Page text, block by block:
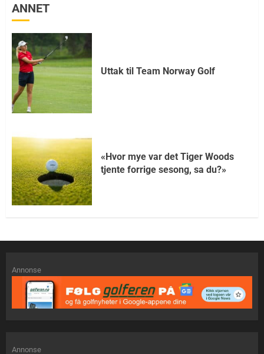
ANNET
Uttak til Team Norway Golf
«Hvor mye var det Tiger Woods
tjente forrige sesong, sa du?»
Annonse
Annonse